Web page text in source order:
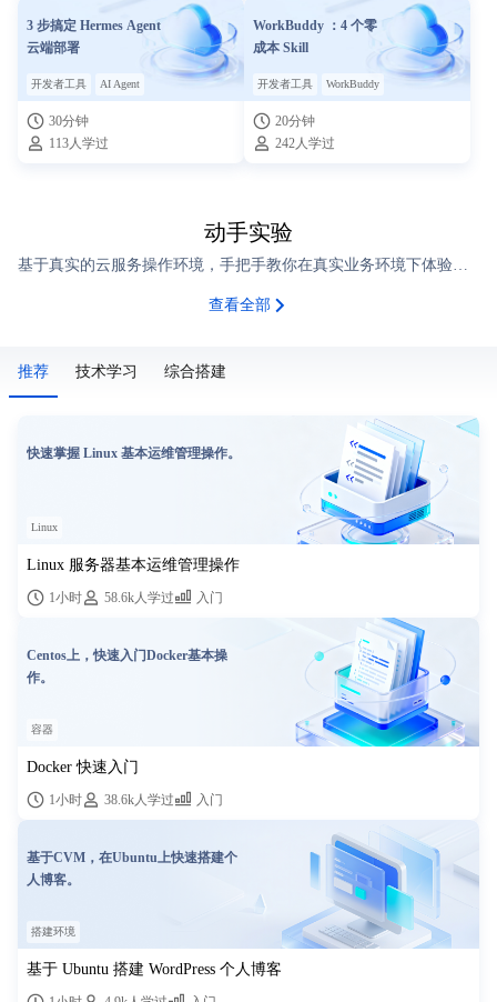
3 步搞定 Hermes Agent
云端部署
开发者工具 AI Agent
30分钟
113人学过
WorkBuddy ：4 个零
成本 Skill
开发者工具 WorkBuddy
20分钟
242人学过
动手实验
基于真实的云服务操作环境，手把手教你在真实业务环境下体验腾讯云产品功能。
查看全部
推荐 技术学习 综合搭建
快速掌握 Linux 基本运维管理操作。
Linux
Linux 服务器基本运维管理操作
1小时 58.6k人学过 入门
Centos上，快速入门Docker基本操
作。
容器
Docker 快速入门
1小时 38.6k人学过 入门
基于CVM，在Ubuntu上快速搭建个
人博客。
搭建环境
基于 Ubuntu 搭建 WordPress 个人博客